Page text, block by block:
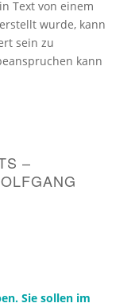
Text von einem
wurde, kann
sein zu
kann
–
Sie sollen im